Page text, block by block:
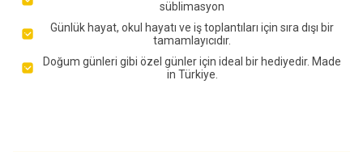
süblimasyon
Günlük hayat, okul hayatı ve iş toplantıları için sıra dışı bir
tamamlayıcıdır.
Doğum günleri gibi özel günler için ideal bir hediyedir. Made
in Türkiye.